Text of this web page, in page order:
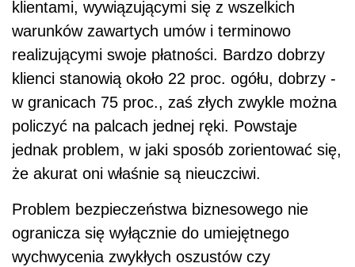
klientami, wywiązującymi się z wszelkich
warunków zawartych umów i terminowo
realizującymi swoje płatności. Bardzo dobrzy
klienci stanowią około 22 proc. ogółu, dobrzy -
w granicach 75 proc., zaś złych zwykle można
policzyć na palcach jednej ręki. Powstaje
jednak problem, w jaki sposób zorientować się,
że akurat oni właśnie są nieuczciwi.
Problem bezpieczeństwa biznesowego nie
ogranicza się wyłącznie do umiejętnego
wychwycenia zwykłych oszustów czy